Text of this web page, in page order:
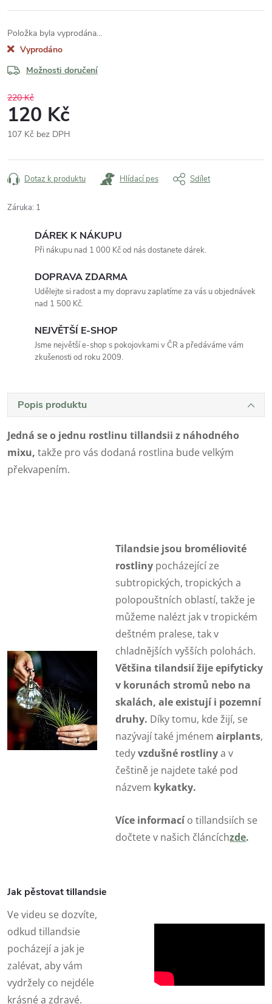
Položka byla vyprodána…
Vyprodáno
Možnosti doručení
220 Kč
120 Kč
107 Kč bez DPH
cena:
Dotaz k produktu Hlídací pes Sdílet
Záruka: 1
DÁREK K NÁKUPU
Při nákupu nad 1 000 Kč od nás dostanete dárek.
DOPRAVA ZDARMA
Udělejte si radost a my dopravu zaplatíme za vás u objednávek
nad 1 500 Kč.
NEJVĚTŠÍ E-SHOP
Jsme největší e-shop s pokojovkami v ČR a předáváme vám
zkušenosti od roku 2009.
Popis produktu
Jedná se o jednu rostlinu tillandsii z náhodného
mixu, takže pro vás dodaná rostlina bude velkým
překvapením.
Tilandsie jsou broméliovité
rostliny pocházející ze
subtropických, tropických a
polopouštních oblastí, takže je
můžeme nalézt jak v tropickém
deštném pralese, tak v
chladnějších vyšších polohách.
Většina tilandsií žije epifyticky
v korunách stromů nebo na
skalách, ale existují i pozemní
druhy. Díky tomu, kde žijí, se
nazývají také jménemairplants,
tedyvzdušné rostlinya v
češtině je najdete také pod
názvem kykatky.
Více informacío tillandsiích se
dočtete v našich článcíchzde.
Jak pěstovat tillandsie
Ve videu se dozvíte,
odkud tillandsie
pocházejí a jak je
zalévat, aby vám
vydržely co nejdéle
krásné a zdravé.